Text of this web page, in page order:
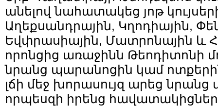
անելով նահատակեց յոթ
Աղեքսանդրային, Կղոդիային,
Եվփրասիային, Մատրոնային և
որոնցից առաջինն Թեոդիտոնի
նրանց պարանոցին կամ
լճի մեջ խորասույզ արեց նրանց
որպեսզի իրենց